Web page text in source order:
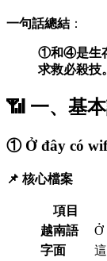
一句話總結 ：
①和④是生
求救必殺技。
📶 一、基
① Ở đây có
📌 核心檔案
項目
越南語
Ở
字面